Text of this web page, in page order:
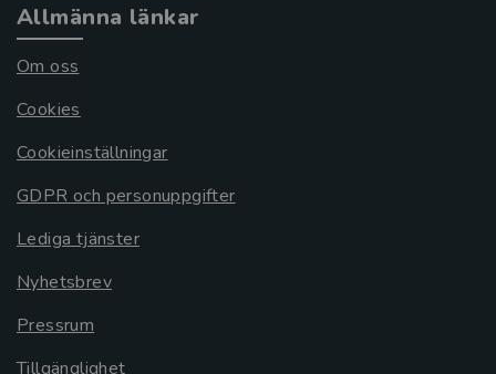
Allmänna länkar
Om oss
Cookies
Cookieinställningar
GDPR och personuppgifter
Lediga tjänster
Nyhetsbrev
Pressrum
Tillgänglighet